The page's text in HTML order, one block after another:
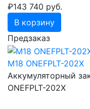
₽143 740 руб.
В корзину
Предзаказ
M18 ONEFPLT-202X
Аккумуляторный
ONEFPLT-202X